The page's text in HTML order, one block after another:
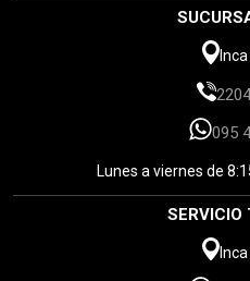
095
Lunes a viernes de
SERVICIO